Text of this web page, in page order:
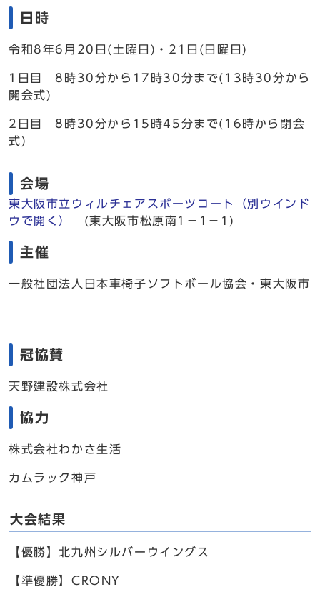
日時
令和8年6月20日(土曜日)・21日(日曜日)
1日目 8時30分から17時30分まで(13時30分から
開会式)
2日目 8時30分から15時45分まで(16時から閉会
式)
会場
東大阪市立ウィルチェアスポーツコート
（別ウインド
ウで開く）
(東大阪市松原南1－1－1)
主催
一般社団法人日本車椅子ソフトボール協会・東大阪市
冠協賛
天野建設株式会社
協力
株式会社わかさ生活
カムラック神戸
大会結果
【優勝】北九州シルバーウイングス
【準優勝】CRONY